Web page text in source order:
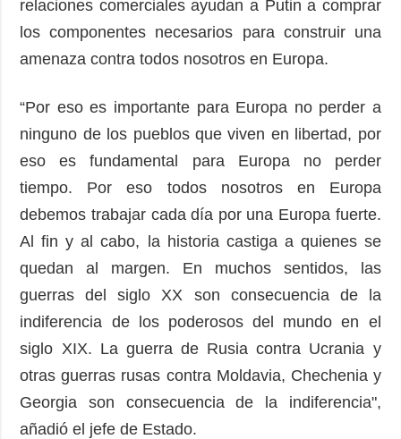
relaciones comerciales ayudan a Putin a comprar
los componentes necesarios para construir una
amenaza contra todos nosotros en Europa.
“Por eso es importante para Europa no perder a
ninguno de los pueblos que viven en libertad, por
eso es fundamental para Europa no perder
tiempo. Por eso todos nosotros en Europa
debemos trabajar cada día por una Europa fuerte.
Al fin y al cabo, la historia castiga a quienes se
quedan al margen. En muchos sentidos, las
guerras del siglo XX son consecuencia de la
indiferencia de los poderosos del mundo en el
siglo XIX. La guerra de Rusia contra Ucrania y
otras guerras rusas contra Moldavia, Chechenia y
Georgia son consecuencia de la indiferencia",
añadió el jefe de Estado.